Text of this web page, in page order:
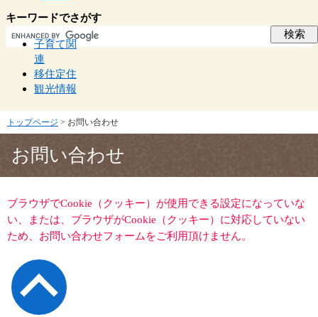
キーワードでさがす
子育て関
連
移住定住
観光情報
トップページ > お問い合わせ
お問い合わせ
ブラウザでCookie（クッキー）が使用できる設定になっていな
い、または、ブラウザがCookie（クッキー）に対応していない
ため、お問い合わせフォームをご利用頂けません。